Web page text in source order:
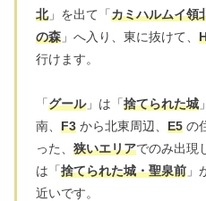
北」を出て「カミハルムイ領
の森 」へ入り、東に抜けて、
行けます。
「グール」は「捨てられた城
南、 F3 から北東周辺、 E5 の
った、 狭いエリアでのみ出現
は「捨てられた城・聖泉前 」
近いです。